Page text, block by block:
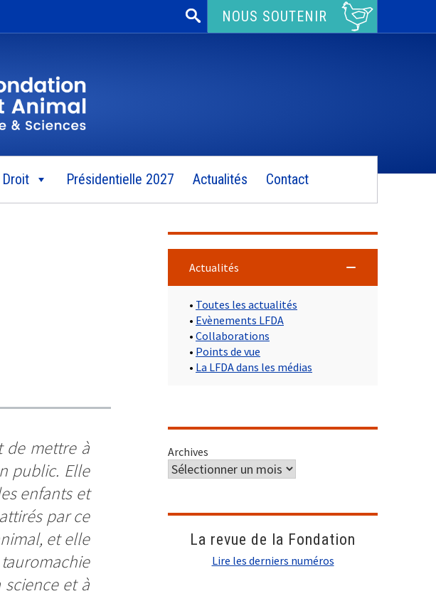
Rechercher :NOUS SOUTENIR
Droit Présidentielle 2027 Actualités Contact
de mettre à
public. Elle
enfants et
par ce
et elle
et à
Actualités
• Toutes les actualités
• Evènements LFDA
• Collaborations
• Points de vue
• La LFDA dans les médias
Archives
La revue de la Fondation
Lire les derniers numéros